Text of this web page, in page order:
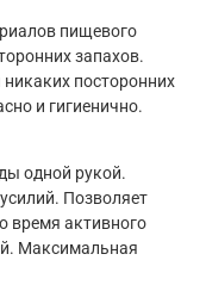
пищевого
запахов.
посторонних
и гигиенично.
одной рукой.
Позволяет
время активного
Максимальная